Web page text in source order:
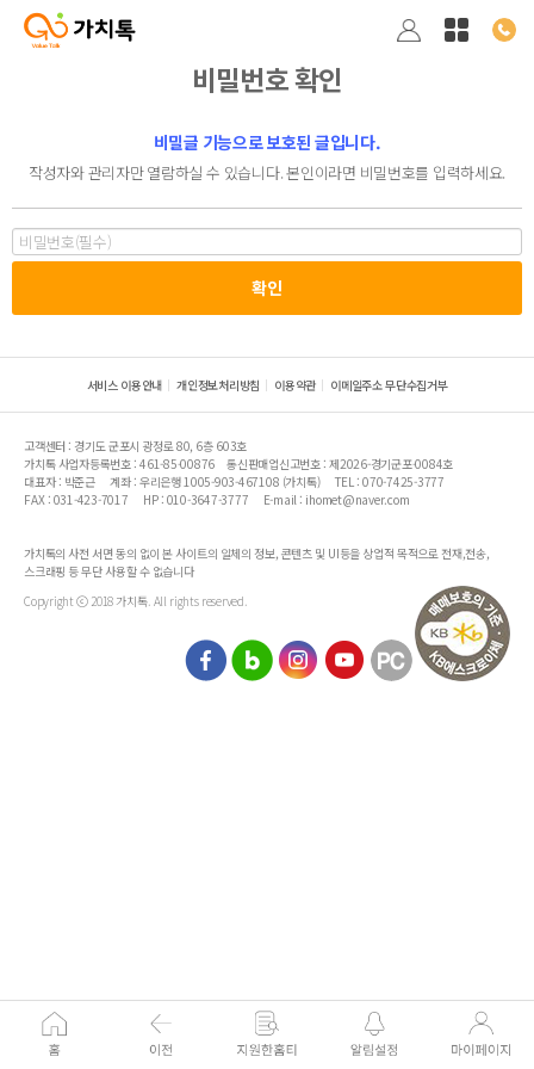
비밀번호 확인
비밀글 기능으로 보호된 글입니다.
작성자와 관리자만 열람하실 수 있습니다. 본인이라면 비밀번호를 입력하세요.
서비스 이용안내 개인정보처리방침 이용약관 이메일주소 무단수집거부
고객센터 : 경기도 군포시 광정로 80, 6층 603호
가치톡 사업자등록번호 : 461-85-00876
통신판매업신고번호 : 제2026-경기군포-0084호
대표자 : 박준근
계좌 : 우리은행 1005-903-467108 (가치톡)
TEL : 070-7425-3777
FAX : 031-423-7017
HP : 010-3647-3777 E-mail : ihomet@naver.com
가치톡의 사전 서면 동의 없이 본 사이트의 일체의 정보, 콘텐츠 및 UI등을 상업적 목적으로 전재,전송,
스크래핑 등 무단 사용할 수 없습니다
Copyright ⓒ 2018 가치톡. All rights reserved.